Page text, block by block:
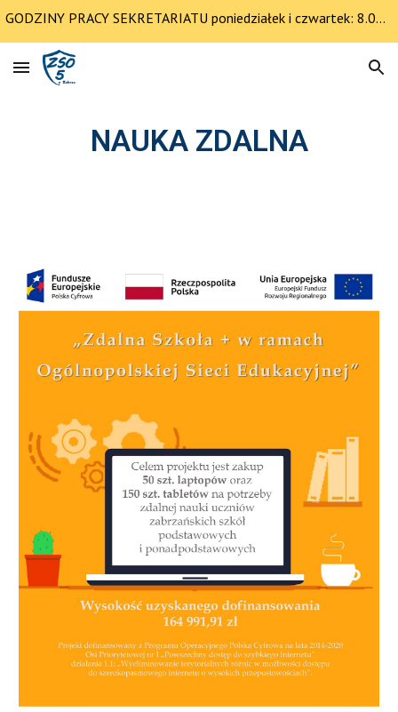
GODZINY PRACY SEKRETARIATU poniedziałek i czwartek: 8.00-12.30 pozostałe dni 8.00-14.00
NAUKA ZDALNA